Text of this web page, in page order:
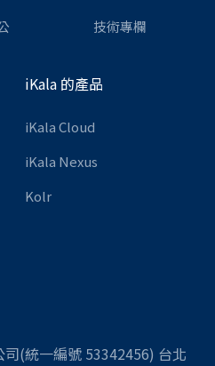
技術專欄
iKala 的產品
iKala Cloud
iKala Nexus
Kolr
(統一編號 53342456) 台北